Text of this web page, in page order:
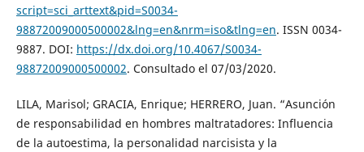
script=sci_arttext&pid=S0034-
98872009000500002&lng=en&nrm=iso&tlng=en. ISSN 0034-
9887. DOI: https://dx.doi.org/10.4067/S0034-
98872009000500002. Consultado el 07/03/2020.
LILA, Marisol; GRACIA, Enrique; HERRERO, Juan. “Asunción
de responsabilidad en hombres maltratadores: Influencia
de la autoestima, la personalidad narcisista y la